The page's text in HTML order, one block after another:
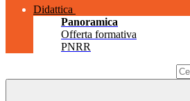
Didattica
Panoramica
Offerta formativa
PNRR